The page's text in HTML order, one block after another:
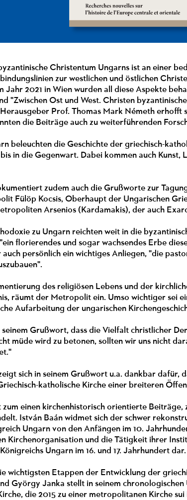
Christentum Ungarns ist an einer
zur westlichen und östlichen
Jahr 2021 in Wien wurden all diese Aspekte
"Zwischen Ost und West. Christen
Prof. Thomas Mark Németh
die Beiträge auch zu weiterführenden
beleuchten die Geschichte der griechisch-
in die Gegenwart. Dabei kommen auch
zudem auch die Grußworte zur
Fülöp Kocsis, Oberhaupt der Ungarischen
Arsenios (Kardamakis), der auch
zu Ungarn reichten weit in die
florierendes und sogar wachsendes Erbe
auch persönlich ein wichtiges Anliegen, "die
des religiösen Lebens und der
räumt der Metropolit ein. Umso wichtiger sei
Aufarbeitung der ungarischen
Grußwort, dass die Vielfalt christlicher
müde wird zu betonen, sollten wir uns nicht
sich in seinem Grußwort u.a. dankbar dafür,
katholische Kirche einer breiteren
zum einen kirchenhistorisch orientierte
István Baán widmet sich der schwer
Ungarn von den Anfängen im 10.
Kirchenorganisation und die Tätigkeit ihrer
Ungarn im 16. und 17. Jahrhundert dar.
wichtigsten Etappen der Entwicklung der
György Janka stellt in seinem
die 2015 zu einer metropolitanen Kirche